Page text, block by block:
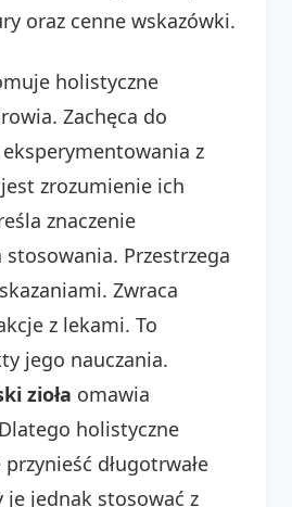
oraz cenne wskazówki.
holistyczne
Zachęca do
z
zrozumienie ich
znaczenie
stosowania. Przestrzega
Zwraca
z lekami. To
jego nauczania.
zioła omawia
holistyczne
długotrwałe
je jednak stosować z